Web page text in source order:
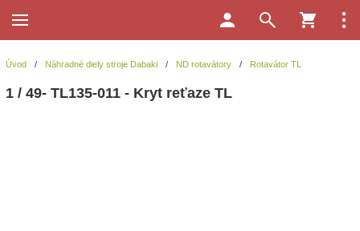
Úvod / Náhradné diely stroje Dabaki / ND rotavátory / Rotavátor TL
1 / 49- TL135-011 - Kryt reťaze TL